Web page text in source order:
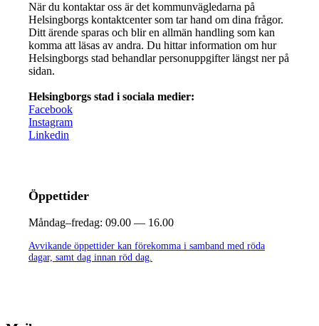
När du kontaktar oss är det kommunvägledarna på
Helsingborgs kontaktcenter som tar hand om dina frågor.
Ditt ärende sparas och blir en allmän handling som kan
komma att läsas av andra. Du hittar information om hur
Helsingborgs stad behandlar personuppgifter längst ner på
sidan.
Helsingborgs stad i sociala medier:
Facebook
Instagram
Linkedin
Öppettider
Måndag–fredag: 09.00 — 16.00
Avvikande öppettider kan förekomma i samband med röda
dagar, samt dag innan röd dag.